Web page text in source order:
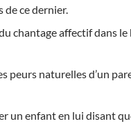
ce dernier.
du chantage affectif dans
peurs naturelles d’un
un enfant en lui disant